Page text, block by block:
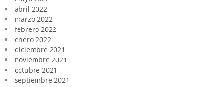
abril 2022
marzo 2022
febrero 2022
enero 2022
diciembre 2021
noviembre 2021
octubre 2021
septiembre 2021